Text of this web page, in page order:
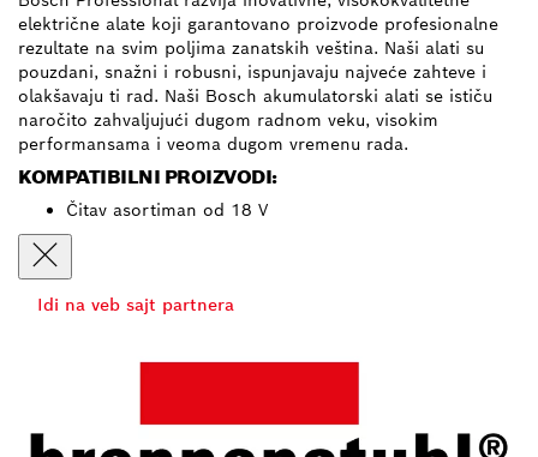
električne alate koji garantovano proizvode profesionalne
rezultate na svim poljima zanatskih veština. Naši alati su
pouzdani, snažni i robusni, ispunjavaju najveće zahteve i
olakšavaju ti rad. Naši Bosch akumulatorski alati se ističu
naročito zahvaljujući dugom radnom veku, visokim
performansama i veoma dugom vremenu rada.
KOMPATIBILNI PROIZVODI:
Čitav asortiman od 18 V
Idi na veb sajt partnera